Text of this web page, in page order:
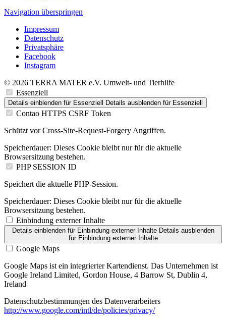
Navigation überspringen
Impressum
Datenschutz
Privatsphäre
Facebook
Instagram
© 2026 TERRA MATER e.V. Umwelt- und Tierhilfe
Essenziell
Details einblenden für Essenziell Details ausblenden für Essenziell
Contao HTTPS CSRF Token
Schützt vor Cross-Site-Request-Forgery Angriffen.
Speicherdauer: Dieses Cookie bleibt nur für die aktuelle
Browsersitzung bestehen.
PHP SESSION ID
Speichert die aktuelle PHP-Session.
Speicherdauer: Dieses Cookie bleibt nur für die aktuelle
Browsersitzung bestehen.
Einbindung externer Inhalte
Details einblendenfür Einbindung externer Inhalte Details ausblenden
für Einbindung externer Inhalte
Google Maps
Google Maps ist ein integrierter Kartendienst. Das Unternehmen ist
Google Ireland Limited, Gordon House, 4 Barrow St, Dublin 4,
Ireland
Datenschutzbestimmungen des Datenverarbeiters
http://www.google.com/intl/de/policies/privacy/